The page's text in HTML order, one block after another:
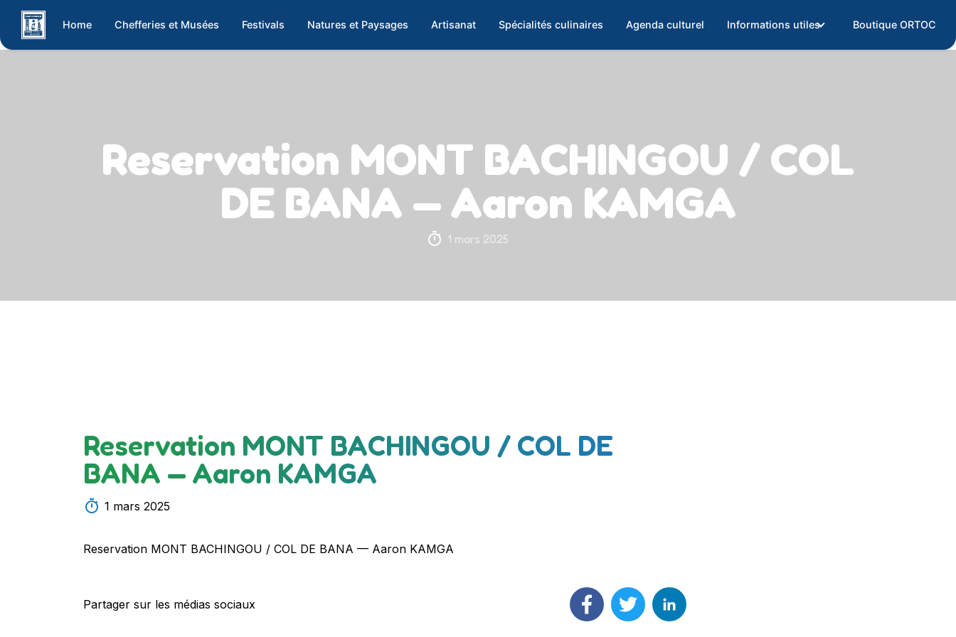
Home Chefferies et Musées Festivals Natures et Paysages Artisanat Spécialités culinaires Agenda culturel Informations utiles Boutique ORTOC
Reservation MONT BACHINGOU / COL
DE BANA — Aaron KAMGA
1 mars 2025
Reservation MONT BACHINGOU / COL DE
BANA — Aaron KAMGA
1 mars 2025
Reservation MONT BACHINGOU / COL DE BANA — Aaron KAMGA
Partager sur les médias sociaux